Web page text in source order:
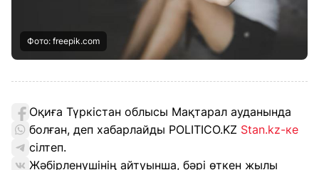
Фото: freepik.com
Оқиға Түркістан облысы Мақтарал ауданында
болған, деп хабарлайды POLITICO.KZ Stan.kz-ке
сілтеп.
Жәбірленушінің айтуынша, бәрі өткен жылы